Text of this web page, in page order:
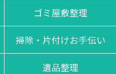
ゴミ屋敷整理
掃除・片付けお手伝い
遺品整理